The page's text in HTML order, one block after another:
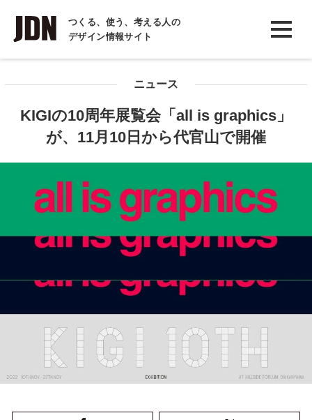
つくる、使う、考える人の
デザイン情報サイト
INTERVIEW
インタビュー
COLUMN
ニュース
KIGIの10周年展覧会「all is graphics」
が、11月10日から代官山で開催